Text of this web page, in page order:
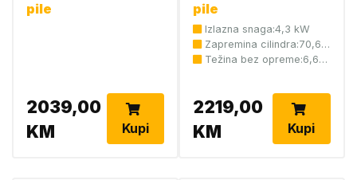
pile
2039,00
KM
Kupi
966733118
pile
Izlazna snaga:4,3 kW
Zapremina cilindra:70,6
cm3
Težina bez opreme:6,6
2219,00
KM
Kupi